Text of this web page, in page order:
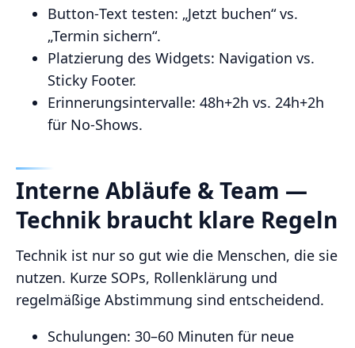
Button‑Text testen: „Jetzt buchen“ vs.
„Termin sichern“.
Platzierung des Widgets: Navigation vs.
Sticky Footer.
Erinnerungsintervalle: 48h+2h vs. 24h+2h
für No‑Shows.
Interne Abläufe & Team —
Technik braucht klare Regeln
Technik ist nur so gut wie die Menschen, die sie
nutzen. Kurze SOPs, Rollenklärung und
regelmäßige Abstimmung sind entscheidend.
Schulungen: 30–60 Minuten für neue